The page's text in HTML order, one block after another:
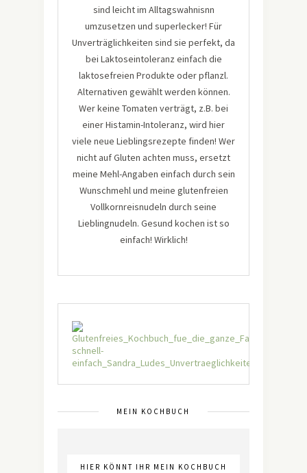
sind leicht im Alltagswahnisnn
umzusetzen und superlecker! Für
Unverträglichkeiten sind sie perfekt, da
bei Laktoseintoleranz einfach die
laktosefreien Produkte oder pflanzl.
Alternativen gewählt werden können.
Wer keine Tomaten verträgt, z.B. bei
einer Histamin-Intoleranz, wird hier
viele neue Lieblingsrezepte finden! Wer
nicht auf Gluten achten muss, ersetzt
meine Mehl-Angaben einfach durch sein
Wunschmehl und meine glutenfreien
Vollkornreisnudeln durch seine
Lieblingnudeln. Gesund kochen ist so
einfach! Wirklich!
MEIN KOCHBUCH
HIER KÖNNT IHR MEIN KOCHBUCH